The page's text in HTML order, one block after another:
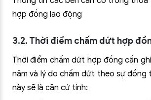
hợp đồng lao động
3.2. Thời điểm chấm dứt hợp
Thời điểm chấm dứt hợp đồng cần
năm và lý do chấm dứt theo sự đồng
này sẽ là căn cứ tính: